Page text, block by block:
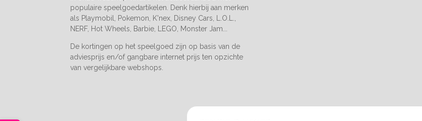
populaire speelgoedartikelen. Denk hierbij aan merken
als Playmobil, Pokemon, K'nex, Disney Cars, L.O.L.,
NERF, Hot Wheels, Barbie, LEGO, Monster Jam...
De kortingen op het speelgoed zijn op basis van de
adviesprijs en/of gangbare internet prijs ten opzichte
van vergelijkbare webshops.